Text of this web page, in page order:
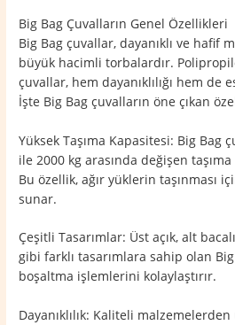
Big Bag Çuvalların Genel Özellikleri
Big Bag çuvallar, dayanıklı ve hafif
büyük hacimli torbalardır.
çuvallar, hem dayanıklılığı hem de
İşte Big Bag çuvalların öne çıkan
Yüksek Taşıma Kapasitesi: Big Bag
ile 2000 kg arasında değişen
Bu özellik, ağır yüklerin taşınması
sunar.
Çeşitli Tasarımlar: Üst açık, alt
gibi farklı tasarımlara sahip olan
boşaltma işlemlerini kolaylaştırır.
Dayanıklılık: Kaliteli